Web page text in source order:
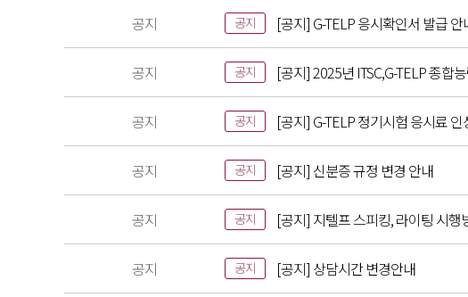
공지 공지 [공지] G-TELP 응시확인서 발급 안
공지 공지 [공지] 2025년 ITSC,G-TELP 종합
공지 공지 [공지] G-TELP 정기시험 응시료 인
공지 공지 [공지] 신분증 규정 변경 안내
공지 공지 [공지] 지텔프 스피킹, 라이팅 시행
공지 공지 [공지] 상담시간 변경안내